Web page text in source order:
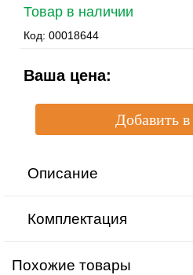
Товар в наличии
Код: 00018644
Ваша цена:
Описание
Комплектация
Похожие товары